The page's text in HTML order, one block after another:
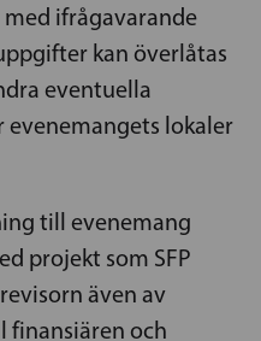
ifrågavarande
kan överlåtas
eventuella
evenemangets lokaler
till evenemang
projekt som SFP
även av
finansiären och